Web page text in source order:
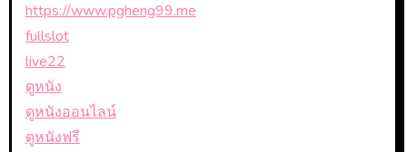
https://www.pgheng99.me
fullslot
live22
ดูหนัง
ดูหนังออนไลน์
ดูหนังฟรี